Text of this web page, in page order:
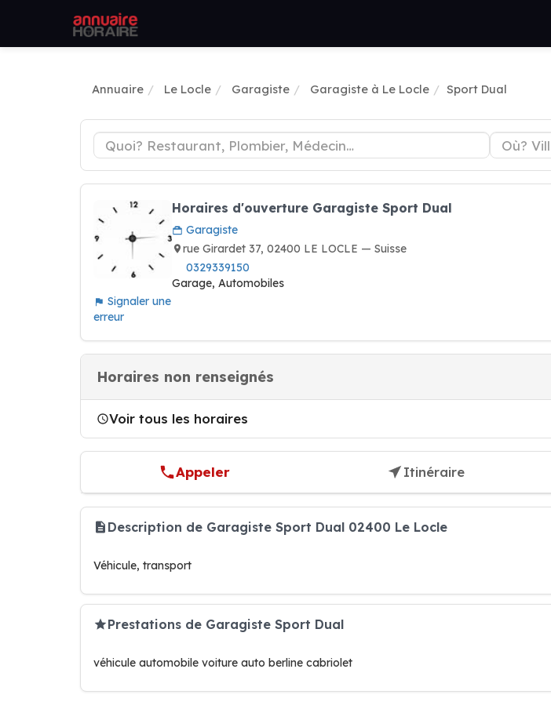
Annuaire Le Locle Garagiste Garagiste à Le Locle Sport Dual
Signaler une
erreur
Horaires d'ouverture Garagiste Sport Dual
Garagiste
rue Girardet 37, 02400 LE LOCLE — Suisse
0329339150
Garage, Automobiles
Horaires non renseignés
Voir tous les horaires
Appeler Itinéraire
Description de Garagiste Sport Dual 02400 Le Locle
Véhicule, transport
Prestations de Garagiste Sport Dual
véhicule automobile voiture auto berline cabriolet